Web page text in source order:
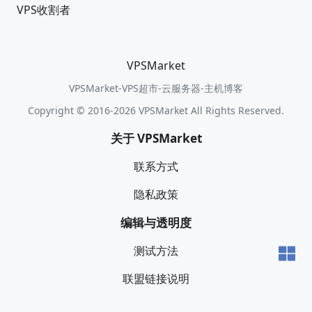
VPS收割者
VPSMarket
VPSMarket-VPS超市-云服务器-主机博客
Copyright © 2016-2026 VPSMarket All Rights Reserved.
关于 VPSMarket
联系方式
隐私政策
编辑与透明度
测试方法
联盟链接说明